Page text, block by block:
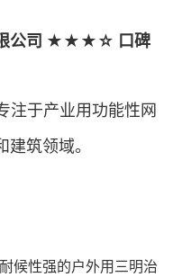
限公司 ★★★☆ 口碑
注于产业用功能性网
筑领域。
候性强的户外用三明治